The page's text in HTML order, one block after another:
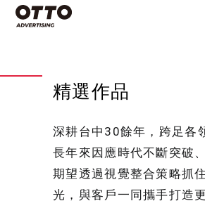
精選作品
深耕台中30餘年，跨足各
長年來因應時代不斷突破
期望透過視覺整合策略抓
光，與客戶一同攜手打造